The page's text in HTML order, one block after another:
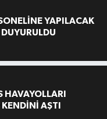
YAPILACAK
HAVAYOLLARI
AŞTI